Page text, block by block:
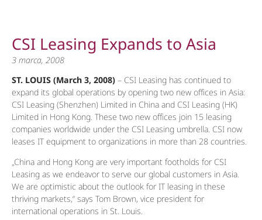
CSI Leasing Expands to Asia
3 marca, 2008
ST. LOUIS (March 3, 2008) – CSI Leasing has continued to
expand its global operations by opening two new offices in Asia:
CSI Leasing (Shenzhen) Limited in China and CSI Leasing (HK)
Limited in Hong Kong. These two new offices join 15 leasing
companies worldwide under the CSI Leasing umbrella. CSI now
leases IT equipment to organizations in more than 28 countries.
„China and Hong Kong are very important footholds for CSI
Leasing as we endeavor to serve our global customers in Asia.
We are optimistic about the outlook for IT leasing in these
thriving markets,“ says Tom Brown, vice president for
international operations in St. Louis.